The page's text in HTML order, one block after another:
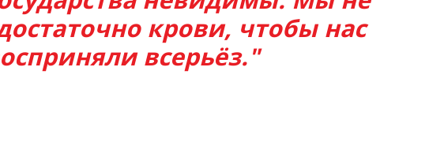
крови, чтобы нас
всерьёз."